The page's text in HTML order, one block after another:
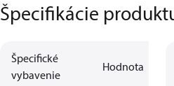
Špecifikácie
Špecifické
vybavenie
Hodnota